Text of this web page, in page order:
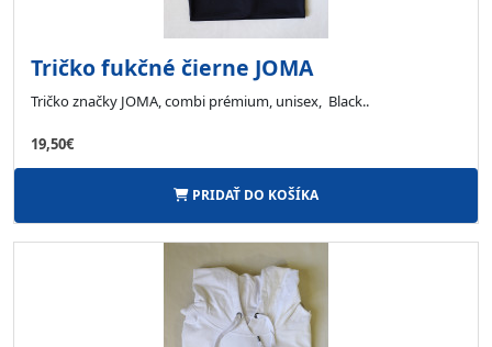
Tričko fukčné čierne JOMA
Tričko značky JOMA, combi prémium, unisex, Black..
19,50€
PRIDAŤ DO KOŠÍKA